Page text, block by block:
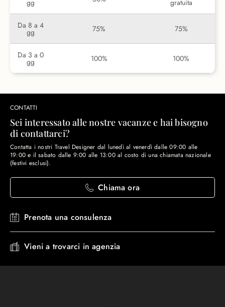
gg gratuita
Da 8 a 4
gg 75% 75%
Da 3 a 0
gg 100% 100%
CONTATTI
Sei interessato alle nostre vacanze e hai bisogno
di contattarci?
Contatta i nostri Travel Designer dal lunedì al venerdì dalle 09:00 alle
19:00 e il sabato dalle 9:00 alle 13:00 al costo di una chiamata nazionale
(festivi esclusi).
Chiama ora
Prenota una consulenza
Vieni a trovarci in agenzia